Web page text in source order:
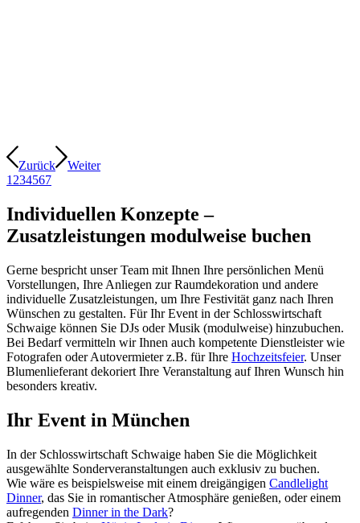
Zurück
Weiter
1 234567
Individuellen Konzepte –
Zusatzleistungen modulweise buchen
Gerne bespricht unser Team mit Ihnen Ihre persönlichen Menü
Vorstellungen, Ihre Anliegen zur Raumdekoration und andere
individuelle Zusatzleistungen, um Ihre Festivität ganz nach Ihren
Wünschen zu gestalten. Für Ihr Event in der Schlosswirtschaft
Schwaige können Sie DJs oder Musik (modulweise) hinzubuchen.
Bei Bedarf vermitteln wir Ihnen auch kompetente Dienstleister wie
Fotografen oder Autovermieter z.B. für Ihre Hochzeitsfeier. Unser
Blumenlieferant dekoriert Ihre Veranstaltung auf Ihren Wunsch hin
besonders kreativ.
Ihr Event in München
In der Schlosswirtschaft Schwaige haben Sie die Möglichkeit
ausgewählte Sonderveranstaltungen auch exklusiv zu buchen.
Wie wäre es beispielsweise mit einem dreigängigen Candlelight
Dinner, das Sie in romantischer Atmosphäre genießen, oder einem
aufregenden Dinner in the Dark?